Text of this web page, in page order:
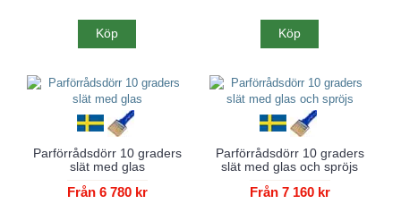
Köp Köp
Parförrådsdörr 10 graders
slät med glas
Från 6 780 kr
Parförrådsdörr 10 graders
slät med glas och spröjs
Från 7 160 kr